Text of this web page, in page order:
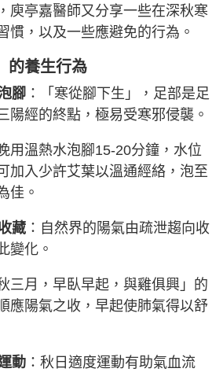
庾亭嘉醫師又分享一些在深秋寒
慣，以及一些應避免的行為。
的養生行為
腳 ：「寒從腳下生」，足部是足
陽經的終點，極易受寒邪侵襲。
用溫熱水泡腳15-20分鐘，水位
加入少許艾葉以溫通經絡，泡至
佳。
藏 ：自然界的陽氣由疏泄趨向收
變化。
三月，早臥早起，與雞俱興」的
應陽氣之收，早起使肺氣得以舒
動 ：秋日適度運動有助氣血流